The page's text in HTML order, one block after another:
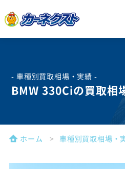
- 車種別買取相場・実績 -
BMW 330Ciの買取相
ホーム 車種別買取相場・